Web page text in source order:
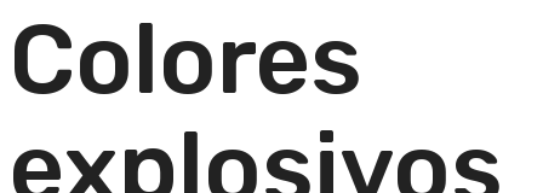
Colores
explosivos